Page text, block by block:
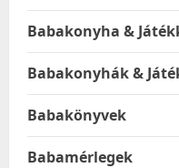
Babakonyha &
Babakonyhák &
Babakönyvek
Babamérlegek